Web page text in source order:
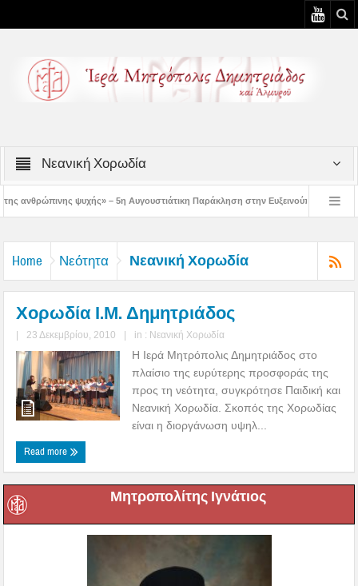
Νεανική Χορωδία
Αυγουστιάτικη Παράκληση στην Ευξεινούπολη Χειροθεσία Πνευματικού
Home Νεότητα Νεανική Χορωδία
Χορωδία Ι.Μ. Δημητριάδος
| 23 Δεκεμβρίου, 2010 | in : Νεανική Χορωδία
Η Ιερά Μητρόπολις Δημητριάδος στο
πλαίσιο της ευρύτερης προσφοράς της
προς τη νεότητα, συγκρότησε Παιδική και
Νεανική Χορωδία. Σκοπός της Χορωδίας
είναι η διοργάνωση υψηλ...
Read more
Μητροπολίτης Ιγνάτιος